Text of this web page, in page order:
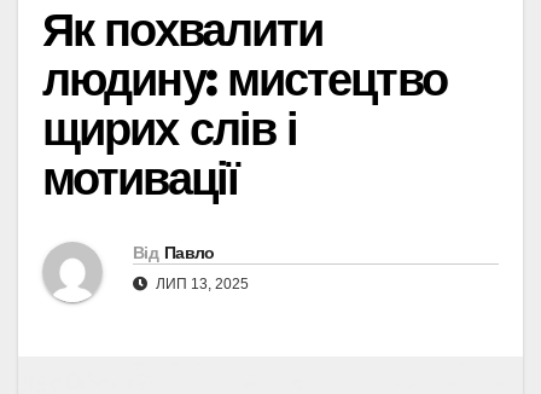
Як похвалити
людину: мистецтво
щирих слів і
мотивації
Від Павло
ЛИП 13, 2025